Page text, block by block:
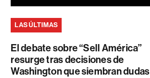
LAS ÚLTIMAS
El debate sobre “Sell América”
resurge tras decisiones de
Washington que siembran dudas